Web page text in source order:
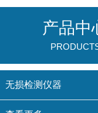
产品中
无损检测仪器